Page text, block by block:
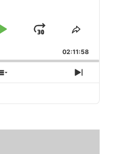
Play
Jump
Forward
Share
Episode
02:11:58
Show
Episodes
Next
Episode